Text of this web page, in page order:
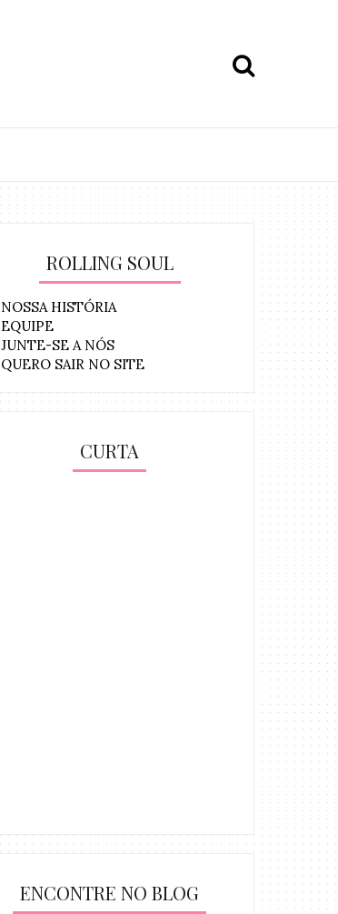
ROLLING SOUL
NOSSA HISTÓRIA
EQUIPE
JUNTE-SE A NÓS
QUERO SAIR NO SITE
CURTA
ENCONTRE NO BLOG